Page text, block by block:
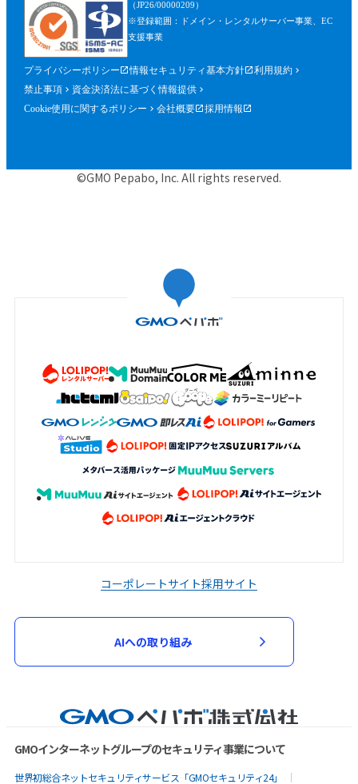
（JP26/00000209）
※登録範囲：ドメイン・レンタルサーバー事業、EC
支援事業
プライバシーポリシー 情報セキュリティ基本方針
利用規約
禁止事項
資金決済法に基づく情報提供
Cookie使用に関するポリシー
会社概要 採用情報
©GMO Pepabo, Inc. All rights reserved.
コーポレートサイト採用サイト
AIへの取り組み
GMOインターネットグループのセキュリティ事業について
世界初総合ネットセキュリティサービス「GMOセキュリティ24」